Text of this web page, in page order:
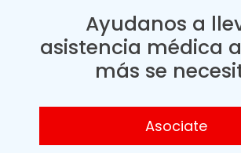
Ayudanos a
asistencia médica
más se
Asociate